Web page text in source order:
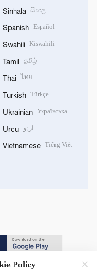
Sinhala සිංහල
Spanish Español
Swahili Kiswahili
Tamil தமிழ்
Thai ไทย
Turkish Türkçe
Ukrainian Українська
Urdu اردو
Vietnamese Tiếng Việt
Policy